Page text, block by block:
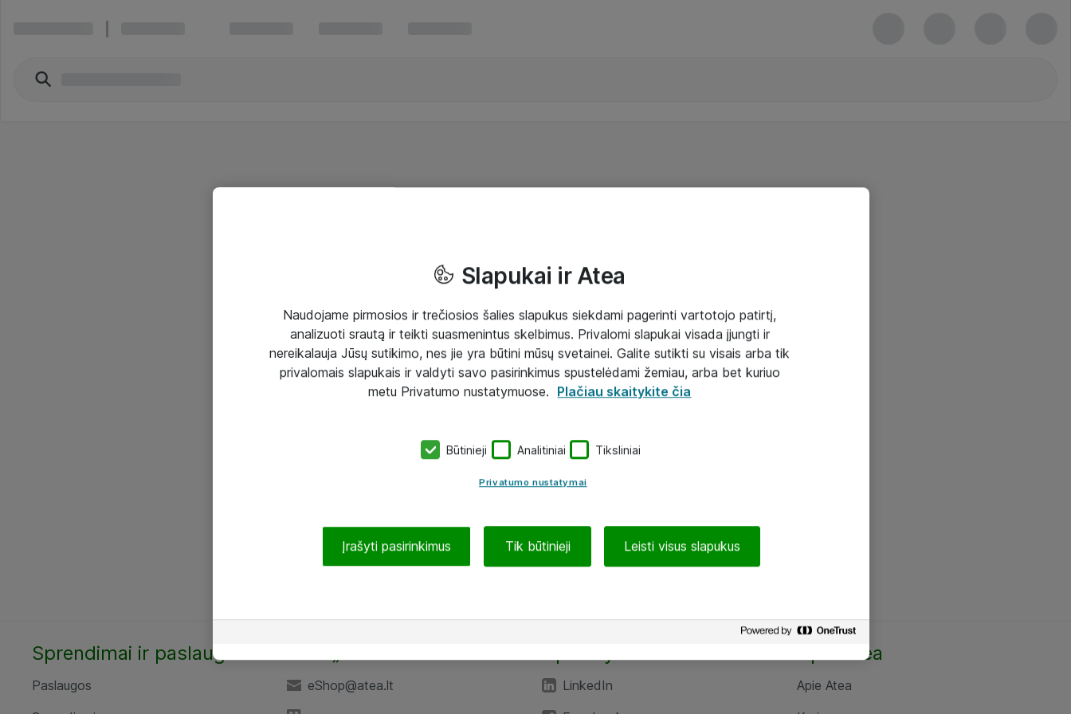
Sprendimai ir paslaugos
Paslaugos
eShop@atea.lt
LinkedIn
Apie Atea
Apie Atea
Slapukai ir Atea
Naudojame pirmosios ir trečiosios šalies slapukus siekdami pagerinti vartotojo patirtį,
analizuoti srautą ir teikti suasmenintus skelbimus. Privalomi slapukai visada įjungti ir
nereikalauja Jūsų sutikimo, nes jie yra būtini mūsų svetainei. Galite sutikti su visais arba tik
privalomais slapukais ir valdyti savo pasirinkimus spustelėdami žemiau, arba bet kuriuo
metu Privatumo nustatymuose. Plačiau skaitykite čia
Būtinieji Analitiniai Tiksliniai
Privatumo nustatymai
Įrašyti pasirinkimus Tik būtinieji Leisti visus slapukus